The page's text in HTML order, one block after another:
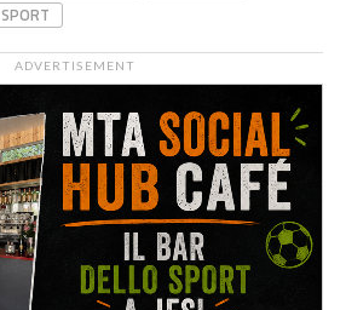
SPORT
ADVERTISEMENT